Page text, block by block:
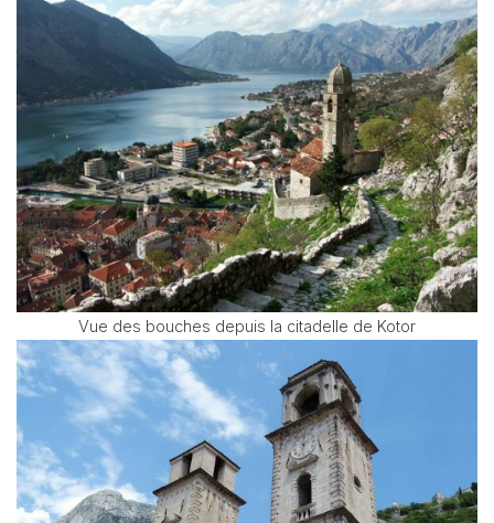
Vue des bouches depuis la citadelle de Kotor